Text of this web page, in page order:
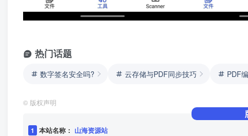
热门话题
数字签名安全吗? 云存储与PDF同步技巧 PDF
© 版权声明
1 本站名称： 山海资源站